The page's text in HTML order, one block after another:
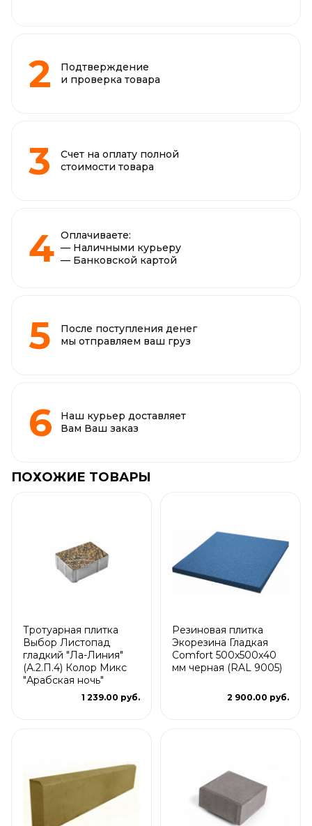
Подтверждение
и проверка товара
Счет на оплату полной
стоимости товара
Оплачиваете:
— Наличными курьеру
— Банковской картой
После поступления денег
мы отправляем ваш груз
Наш курьер доставляет
Вам Ваш заказ
ПОХОЖИЕ ТОВАРЫ
Тротуарная плитка
Выбор Листопад
гладкий "Ла-Линия"
(А.2.П.4) Колор Микс
"Арабская ночь"
1 239.00 руб.
Резиновая плитка
Экорезина Гладкая
Comfort 500x500x40
мм черная (RAL 9005)
2 900.00 руб.